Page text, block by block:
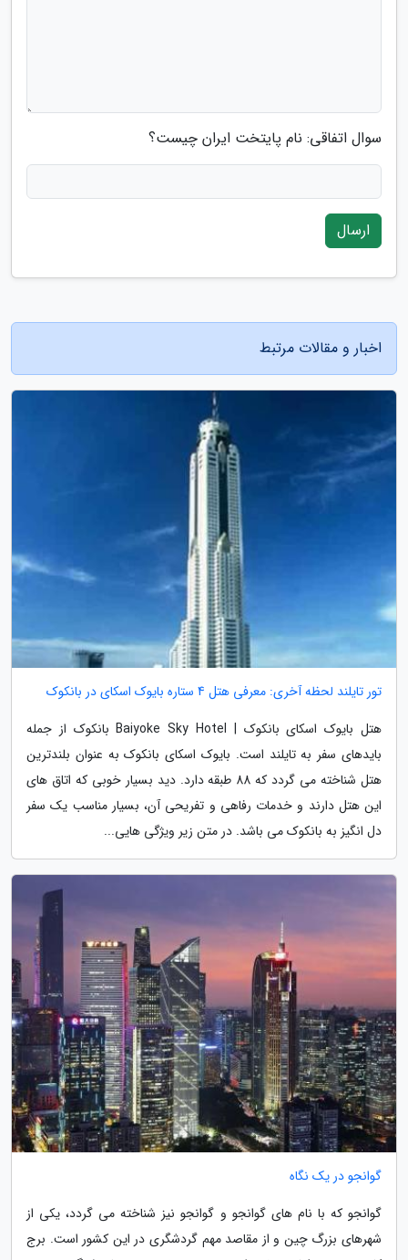
سوال اتفاقی: نام پایتخت ایران چیست؟
ارسال
اخبار و مقالات مرتبط
تور تایلند لحظه آخری: معرفی هتل 4 ستاره بایوک اسکای در بانکوک
هتل بایوک اسکای بانکوک | Baiyoke Sky Hotel بانکوک از جمله
بایدهای سفر به تایلند است. بایوک اسکای بانکوک به عنوان بلندترین
هتل شناخته می گردد که 88 طبقه دارد. دید بسیار خوبی که اتاق های
این هتل دارند و خدمات رفاهی و تفریحی آن، بسیار مناسب یک سفر
دل انگیز به بانکوک می باشد. در متن زیر ویژگی هایی...
گوانجو در یک نگاه
گوانجو که با نام های گوانجو و گوانجو نیز شناخته می گردد، یکی از
شهرهای بزرگ چین و از مقاصد مهم گردشگری در این کشور است. برج